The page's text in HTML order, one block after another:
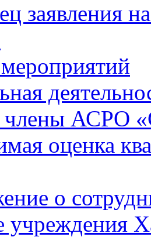
заявления
члены АСРО
оценка
о